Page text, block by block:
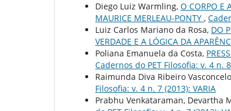
Diego Luiz Warmling, O CORPO E
MAURICE MERLEAU-PONTY ,
Luiz Carlos Mariano da Rosa, DO
VERDADE E A LÓGICA DA
Poliana Emanuela da Costa,
Cadernos do PET Filosofia: v. 4 n.
Raimunda Diva Ribeiro
Filosofia: v. 4 n. 7 (2013): VARIA
Prabhu Venkataraman, Devartha